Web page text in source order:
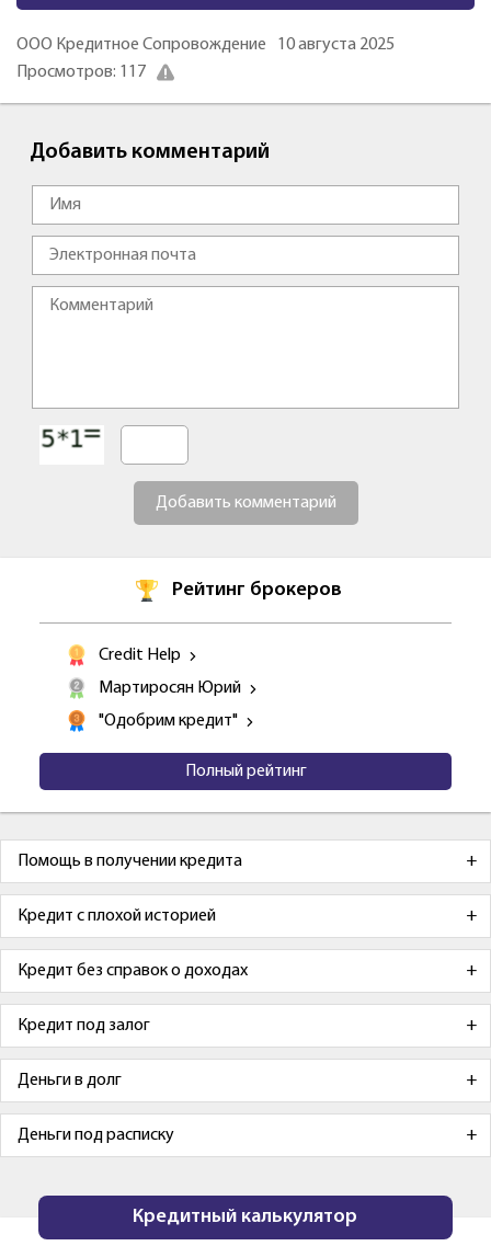
ООО Кредитное Сопровождение
10 августа 2025
Просмотров: 117
Добавить комментарий
Добавить комментарий
Рейтинг брокеров
Credit Help
Мартиросян Юрий
"Одобрим кредит"
Полный рейтинг
Помощь в получении кредита
Кредит с плохой историей
Кредит без справок о доходах
Кредит под залог
Деньги в долг
Деньги под расписку
Кредитный калькулятор